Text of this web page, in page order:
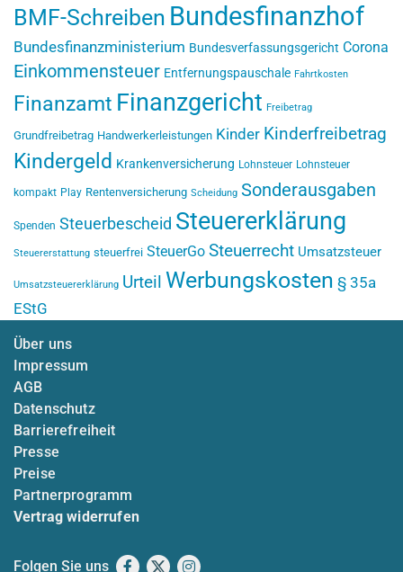
BMF-Schreiben Bundesfinanzhof
Bundesfinanzministerium Bundesverfassungsgericht Corona
Einkommensteuer Entfernungspauschale Fahrtkosten
Finanzamt Finanzgericht Freibetrag
Grundfreibetrag Handwerkerleistungen Kinder Kinderfreibetrag
Kindergeld Krankenversicherung Lohnsteuer Lohnsteuer
kompakt Play Rentenversicherung Scheidung Sonderausgaben
Spenden Steuerbescheid Steuererklärung
Steuererstattung steuerfrei SteuerGo Steuerrecht Umsatzsteuer
Umsatzsteuererklärung Urteil Werbungskosten § 35a
EStG
Über uns
Impressum
AGB
Datenschutz
Barrierefreiheit
Presse
Preise
Partnerprogramm
Vertrag widerrufen
Folgen Sie uns Facebook
X Instagram